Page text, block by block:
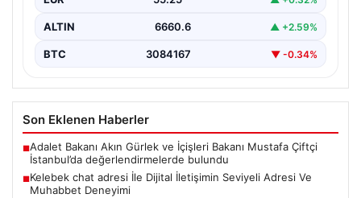
ALTIN 6660.6 ▲ +2.59%
BTC 3084167 ▼ -0.34%
Son Eklenen Haberler
■Adalet Bakanı Akın Gürlek ve İçişleri Bakanı Mustafa Çiftçi
İstanbul’da değerlendirmelerde bulundu
■Kelebek chat adresi İle Dijital İletişimin Seviyeli Adresi Ve
Muhabbet Deneyimi